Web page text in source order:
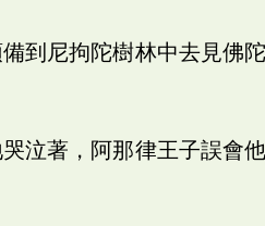
到尼拘陀樹林中去見佛
泣著，阿那律王子誤會